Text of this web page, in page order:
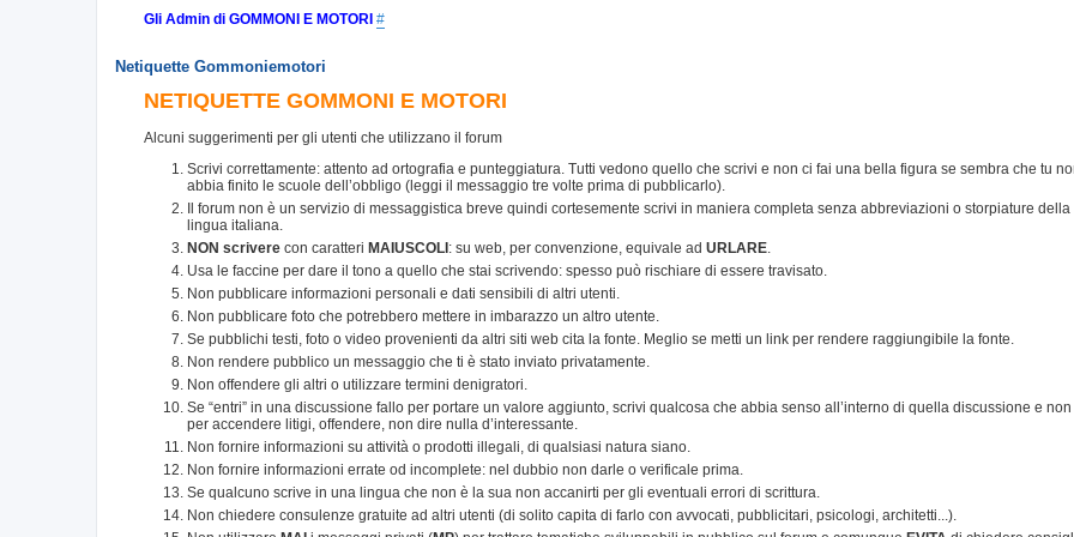
Gli Admin di GOMMONI E MOTORI #
Netiquette Gommoniemotori
NETIQUETTE GOMMONI E MOTORI
Alcuni suggerimenti per gli utenti che utilizzano il forum
Scrivi correttamente: attento ad ortografia e punteggiatura. Tutti vedono quello che scrivi e non ci fai una bella figura se sembra che tu
abbia finito le scuole dell’obbligo (leggi il messaggio tre volte prima di pubblicarlo).
Il forum non è un servizio di messaggistica breve quindi cortesemente scrivi in maniera completa senza abbreviazioni o storpiature della
lingua italiana.
NON scrivere con caratteri MAIUSCOLI : su web, per convenzione, equivale ad URLARE.
Usa le faccine per dare il tono a quello che stai scrivendo: spesso può rischiare di essere travisato.
Non pubblicare informazioni personali e dati sensibili di altri utenti.
Non pubblicare foto che potrebbero mettere in imbarazzo un altro utente.
Se pubblichi testi, foto o video provenienti da altri siti web cita la fonte. Meglio se metti un link per rendere raggiungibile la fonte.
Non rendere pubblico un messaggio che ti è stato inviato privatamente.
Non offendere gli altri o utilizzare termini denigratori.
Se “entri” in una discussione fallo per portare un valore aggiunto, scrivi qualcosa che abbia senso all’interno di quella discussione e non
per accendere litigi, offendere, non dire nulla d’interessante.
Non fornire informazioni su attività o prodotti illegali, di qualsiasi natura siano.
Non fornire informazioni errate od incomplete: nel dubbio non darle o verificale prima.
Se qualcuno scrive in una lingua che non è la sua non accanirti per gli eventuali errori di scrittura.
Non chiedere consulenze gratuite ad altri utenti (di solito capita di farlo con avvocati, pubblicitari, psicologi, architetti...).